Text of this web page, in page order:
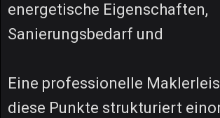
energetische Eigenschaften,
Sanierungsbedarf und
Eine professionelle
diese Punkte strukturiert